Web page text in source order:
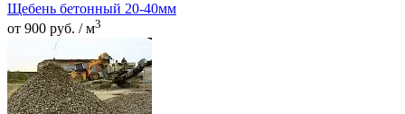
Щебень бетонный 20-40мм
от 900 руб. / м3